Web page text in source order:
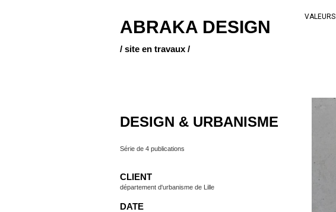
ABRAKA DESIGN
/ site en travaux /
VALEURS
DESIGN & URBANISME
Série de 4 publications
CLIENT
département d'urbanisme de Lille
DATE